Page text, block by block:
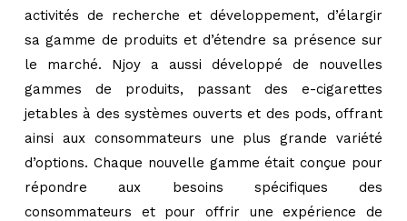
activités de recherche et développement, d’élargir
sa gamme de produits et d’étendre sa présence sur
le marché. Njoy a aussi développé de nouvelles
gammes de produits, passant des e-cigarettes
jetables à des systèmes ouverts et des pods, offrant
ainsi aux consommateurs une plus grande variété
d’options. Chaque nouvelle gamme était conçue pour
répondre aux besoins spécifiques des
consommateurs et pour offrir une expérience de